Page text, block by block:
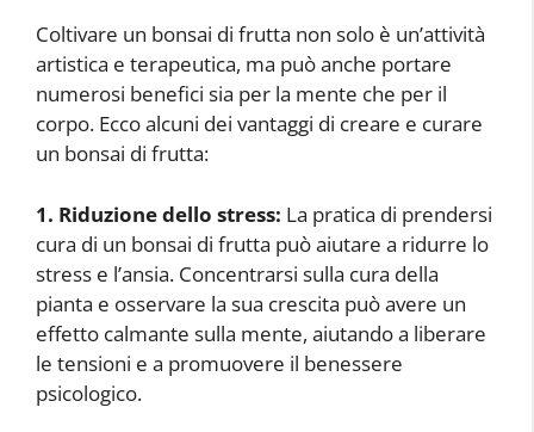
Coltivare un bonsai di frutta non solo è un’attività
artistica e terapeutica, ma può anche portare
numerosi benefici sia per la mente che per il
corpo. Ecco alcuni dei vantaggi di creare e curare
un bonsai di frutta:
1. Riduzione dello stress: La pratica di prendersi
cura di un bonsai di frutta può aiutare a ridurre lo
stress e l’ansia. Concentrarsi sulla cura della
pianta e osservare la sua crescita può avere un
effetto calmante sulla mente, aiutando a liberare
le tensioni e a promuovere il benessere
psicologico.